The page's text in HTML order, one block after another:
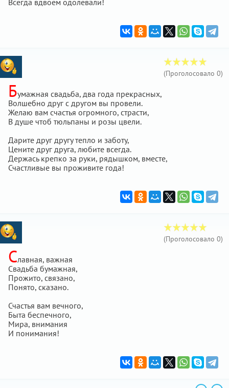
Всегда вдвоем одолевали!
(Проголосовало 0)
Бумажная свадьба, два года прекрасных,
Волшебно друг с другом вы провели.
Желаю вам счастья огромного, страсти,
В душе чтоб тюльпаны и розы цвели.
Дарите друг другу тепло и заботу,
Цените друг друга, любите всегда.
Держась крепко за руки, рядышком, вместе,
Счастливые вы проживите года!
(Проголосовало 0)
Славная, важная
Свадьба бумажная,
Прожито, связано,
Понято, сказано.
Счастья вам вечного,
Быта беспечного,
Мира, внимания
И понимания!